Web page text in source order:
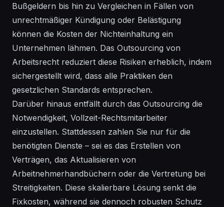
Bußgeldern bis hin zu Vergleichen in Fällen von
unrechtmäßiger Kündigung oder Belästigung
können die Kosten der Nichteinhaltung ein
Unternehmen lähmen. Das Outsourcing von
Arbeitsrecht reduziert diese Risiken erheblich, indem
sichergestellt wird, dass alle Praktiken den
gesetzlichen Standards entsprechen.
Darüber hinaus entfällt durch das Outsourcing die
Notwendigkeit, Vollzeit-Rechtsmitarbeiter
einzustellen. Stattdessen zahlen Sie nur für die
benötigten Dienste – sei es das Erstellen von
Verträgen, das Aktualisieren von
Arbeitnehmerhandbüchern oder die Vertretung bei
Streitigkeiten. Diese skalierbare Lösung senkt die
Fixkosten, während sie dennoch robusten Schutz